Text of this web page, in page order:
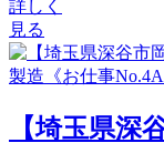
詳しく
見る
【埼玉県深